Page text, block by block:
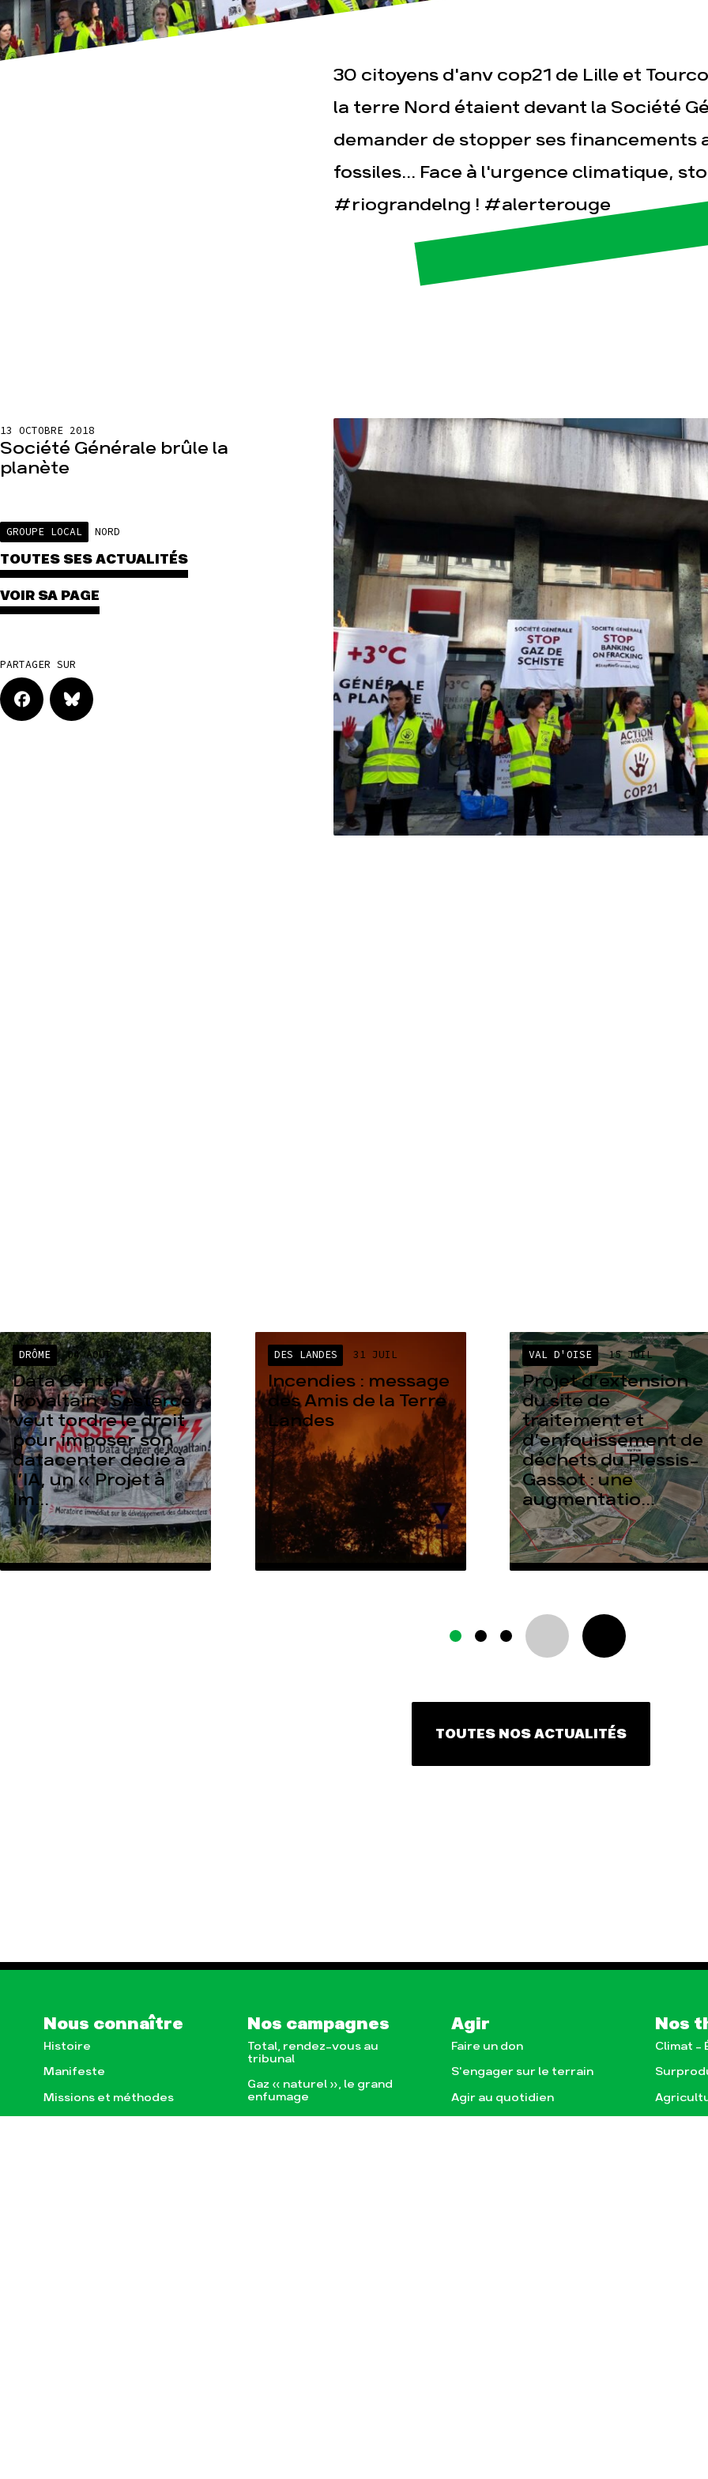
Espace presse Publications
30 citoyens d'anv cop21 de Lille et
la terre Nord étaient devant la Société
demander de stopper ses financements
fossiles... Face à l'urgence climatique,
#riograndelng ! #alerterouge
13 OCTOBRE 2018
Société Générale brûle la
planète
GROUPE LOCAL NORD
TOUTES SES ACTUALITÉS
VOIR SA PAGE
PARTAGER SUR
DRÔME 04 AOÛT
Data Center
Rovaltain : Sesterce
veut tordre le droit
pour imposer son
datacenter dédié à
l’IA, un « Projet à
Im...
DES LANDES 31 JUIL
Incendies : message
des Amis de la Terre
Landes
VAL D'OISE 15 JUIL
Projet d’extension
du site de
traitement et
d’enfouissement de
déchets du Plessis-
Gassot : une
augmentatio...
TOUTES NOS ACTUALITÉS
Nous connaître
Histoire
Manifeste
Missions et méthodes
Nos campagnes
Total, rendez-vous au
tribunal
Gaz « naturel », le grand
enfumage
Agir
Faire un don
S'engager sur le terrain
Agir au quotidien
Nos
Climat –